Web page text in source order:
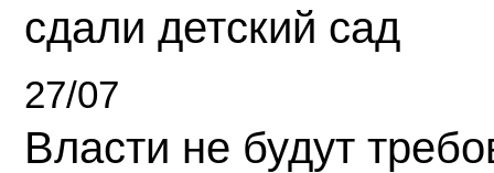
сдали детский сад
27/07
Власти не будут